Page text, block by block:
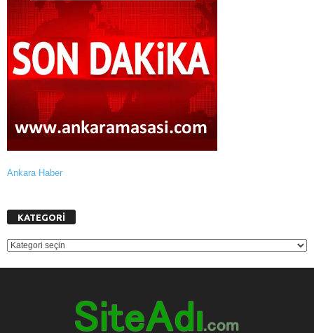
Ankara Haber
KATEGORİ
KATEGORİ